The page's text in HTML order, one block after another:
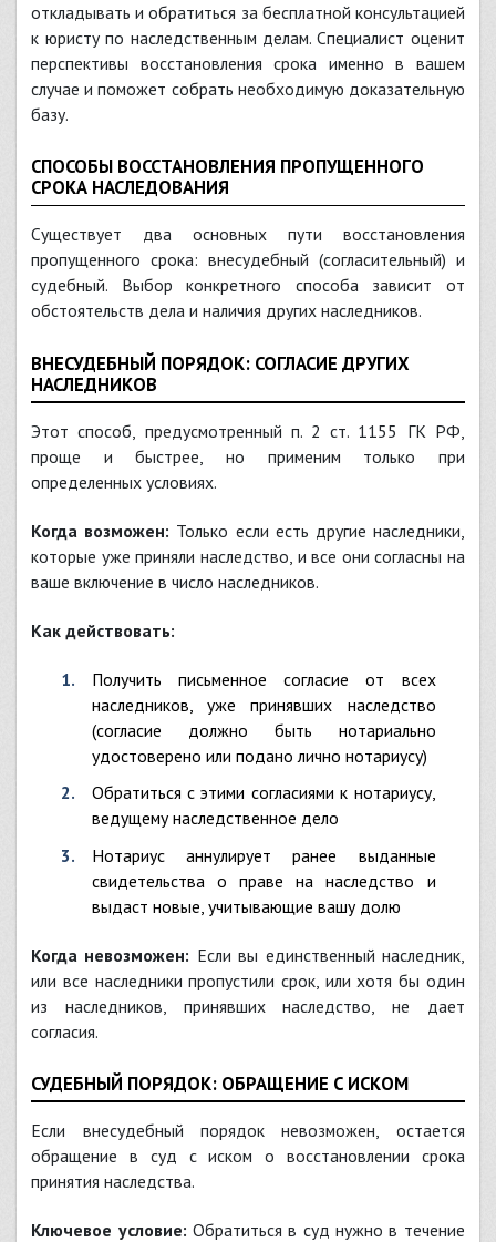
откладывать и обратиться за бесплатной консультацией
к юристу по наследственным делам. Специалист оценит
перспективы восстановления срока именно в вашем
случае и поможет собрать необходимую доказательную
базу.
СПОСОБЫ ВОССТАНОВЛЕНИЯ ПРОПУЩЕННОГО
СРОКА НАСЛЕДОВАНИЯ
Существует два основных пути восстановления
пропущенного срока: внесудебный (согласительный) и
судебный. Выбор конкретного способа зависит от
обстоятельств дела и наличия других наследников.
ВНЕСУДЕБНЫЙ ПОРЯДОК: СОГЛАСИЕ ДРУГИХ
НАСЛЕДНИКОВ
Этот способ, предусмотренный п. 2 ст. 1155 ГК РФ,
проще и быстрее, но применим только при
определенных условиях.
Когда возможен: Только если есть другие наследники,
которые уже приняли наследство, и все они согласны на
ваше включение в число наследников.
Как действовать:
Получить письменное согласие от всех
наследников, уже принявших наследство
(согласие должно быть нотариально
удостоверено или подано лично нотариусу)
Обратиться с этими согласиями к нотариусу,
ведущему наследственное дело
Нотариус аннулирует ранее выданные
свидетельства о праве на наследство и
выдаст новые, учитывающие вашу долю
Когда невозможен: Если вы единственный наследник,
или все наследники пропустили срок, или хотя бы один
из наследников, принявших наследство, не дает
согласия.
СУДЕБНЫЙ ПОРЯДОК: ОБРАЩЕНИЕ С ИСКОМ
Если внесудебный порядок невозможен, остается
обращение в суд с иском о восстановлении срока
принятия наследства.
Ключевое условие: Обратиться в суд нужно в течение